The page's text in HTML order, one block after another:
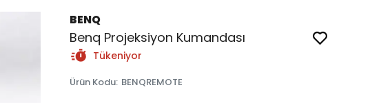
BENQ
Benq Projeksiyon Kumandası
Tükeniyor
Ürün Kodu: BENQREMOTE